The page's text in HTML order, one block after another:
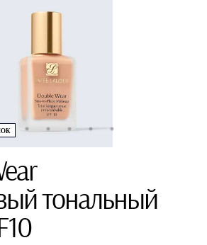
тональный